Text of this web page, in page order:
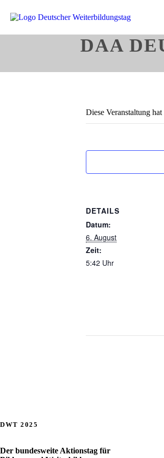
DAA
Diese Veranstaltung
DETAILS
Datum:
6. August
Zeit:
5:42 Uhr
DWT 2025
Der bundesweite Aktionstag für